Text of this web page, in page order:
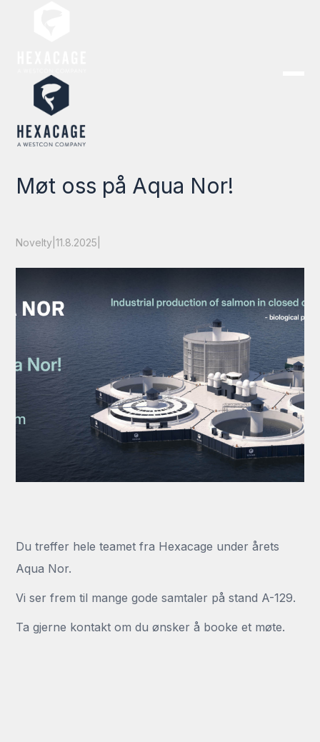
Møt oss på Aqua Nor!
Novelty |11.8.2025
Du treffer hele teamet fra Hexacage under årets
Aqua Nor.
Vi ser frem til mange gode samtaler på stand A-129.
Ta gjerne kontakt om du ønsker å booke et møte.